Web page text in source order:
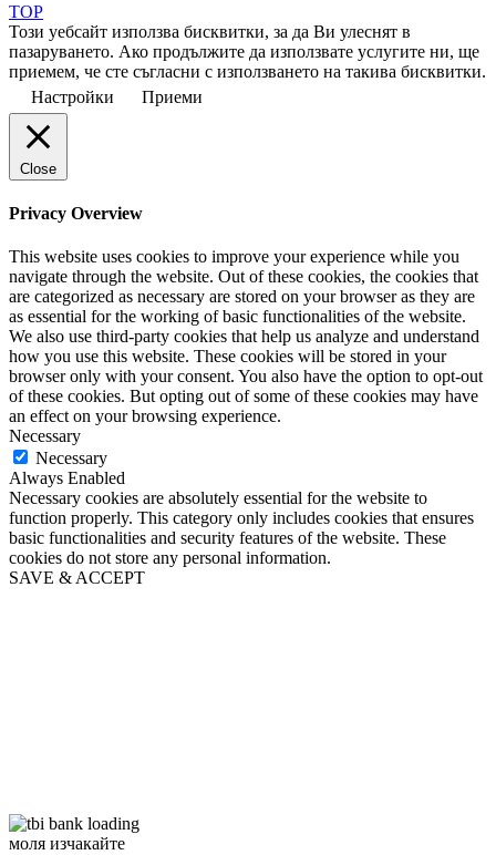
TOP
Този уебсайт използва бисквитки, за да Ви улеснят в
пазаруването. Ако продължите да използвате услугите ни, ще
приемем, че сте съгласни с използването на такива бисквитки.
Настройки
Приеми
Close
Privacy Overview
This website uses cookies to improve your experience while you
navigate through the website. Out of these cookies, the cookies that
are categorized as necessary are stored on your browser as they are
as essential for the working of basic functionalities of the website.
We also use third-party cookies that help us analyze and understand
how you use this website. These cookies will be stored in your
browser only with your consent. You also have the option to opt-out
of these cookies. But opting out of some of these cookies may have
an effect on your browsing experience.
Necessary
Necessary
Always Enabled
Necessary cookies are absolutely essential for the website to
function properly. This category only includes cookies that ensures
basic functionalities and security features of the website. These
cookies do not store any personal information.
SAVE & ACCEPT
моля изчакайте